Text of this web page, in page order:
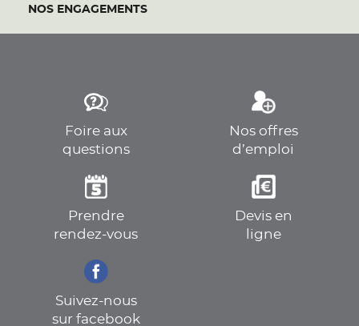
NOS ENGAGEMENTS
Foire aux
questions
Nos offres
d’emploi
Prendre
rendez-vous
Devis en
ligne
Suivez-nous
sur facebook